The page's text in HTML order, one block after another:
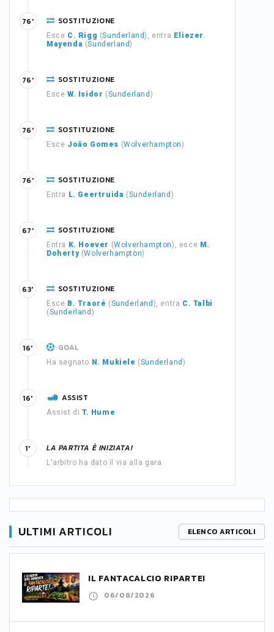
SOSTITUZIONE
Esce C. Rigg (Sunderland), entra Eliezer
Mayenda (Sunderland)
76'
SOSTITUZIONE
Esce W. Isidor (Sunderland )
76'
SOSTITUZIONE
Esce João Gomes (Wolverhampton)
76'
SOSTITUZIONE
Entra L. Geertruida (Sunderland )
76'
SOSTITUZIONE
Entra K. Hoever (Wolverhampton), esce M.
Doherty(Wolverhampton)
67'
SOSTITUZIONE
Esce B. Traoré (Sunderland ), entra C. Talbi
(Sunderland )
63'
GOAL
Ha segnato N. Mukiele (Sunderland )
16'
ASSIST
Assist di T. Hume
16'
LA PARTITA È INIZIATA!
L'arbitro ha dato il via alla gara.
1'
ULTIMI ARTICOLI ELENCO ARTICOLI
IL FANTACALCIO RIPARTE!
06/08/2026